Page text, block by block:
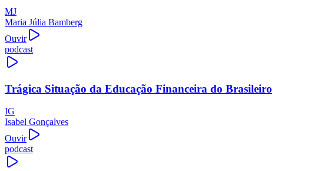
MJ
Maria Júlia Bamberg
Ouvir
podcast
Trágica Situação da Educação Financeira do Brasileiro
IG
Isabel Gonçalves
Ouvir
podcast